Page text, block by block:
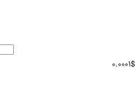
0.0001$